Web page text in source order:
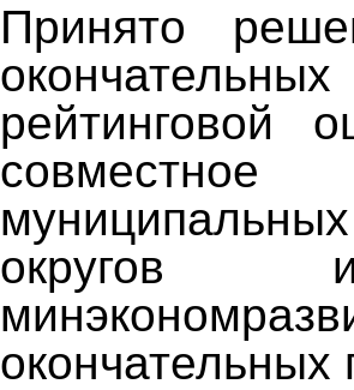
Принято
рейтинговой
округов и
окончательных